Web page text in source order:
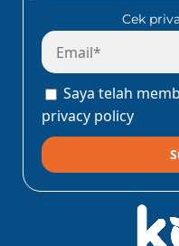
Cek
Saya telah
privacy policy